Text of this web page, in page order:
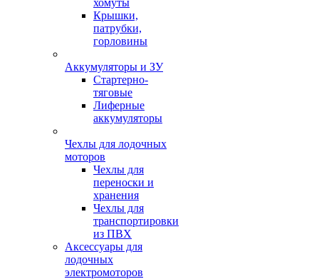
хомуты
Крышки,
патрубки,
горловины
Аккумуляторы и ЗУ
Стартерно-
тяговые
Лиферные
аккумуляторы
Чехлы для лодочных
моторов
Чехлы для
переноски и
хранения
Чехлы для
транспортировки
из ПВХ
Аксессуары для
лодочных
электромоторов